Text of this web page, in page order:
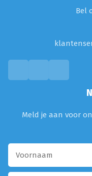
Bel
Meld je aan voor